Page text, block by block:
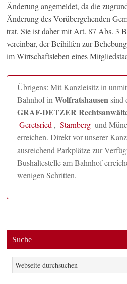
Änderung angemeldet, da die
Änderung des Vorübergehenden
trat. Sie ist daher mit Art. 87 Abs. 3
vereinbar, der Beihilfen zur
im Wirtschaftsleben eines
Übrigens: Mit Kanzleisitz in
Bahnhof inWolfratshausensind
GRAF-DETZER
Geretsried , Starnberg und
erreichen. Direkt vor unserer
ausreichend Parkplätze zur
Bushaltestelle am Bahnhof
wenigen Schritten.
Suche